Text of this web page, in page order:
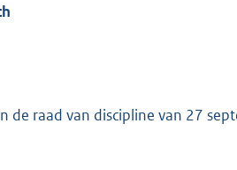
de raad van discipline van 27